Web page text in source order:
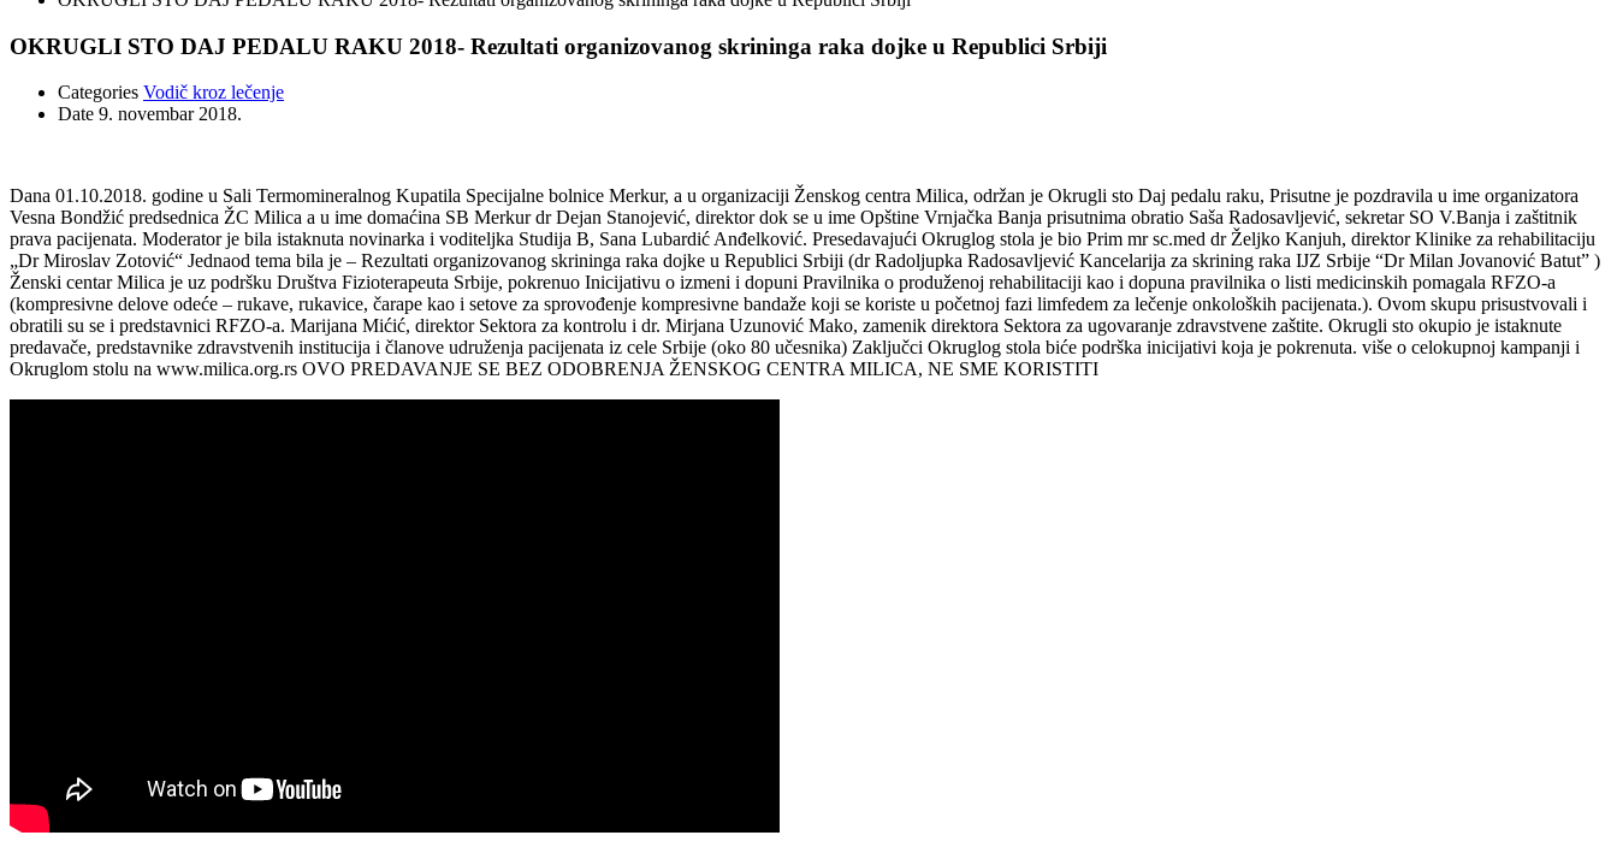
OKRUGLI STO DAJ PEDALU RAKU 2018- Rezultati organizovanog skrininga raka dojke u Republici Srbiji
Categories Vodič kroz lečenje
Date 9. novembar 2018.
Dana 01.10.2018. godine u Sali Termomineralnog Kupatila Specijalne bolnice Merkur, a u organizaciji Ženskog centra Milica, održan je Okrugli sto Daj pedalu raku, Prisutne je pozdravila u ime organizatora
Vesna Bondžić predsednica ŽC Milica a u ime domaćina SB Merkur dr Dejan Stanojević, direktor dok se u ime Opštine Vrnjačka Banja prisutnima obratio Saša Radosavljević, sekretar SO V.Banja i zaštitnik
prava pacijenata. Moderator je bila istaknuta novinarka i voditeljka Studija B, Sana Lubardić Anđelković. Presedavajući Okruglog stola je bio Prim mr sc.med dr Željko Kanjuh, direktor Klinike za rehabilitaciju
„Dr Miroslav Zotović“ Jednaod tema bila je – Rezultati organizovanog skrininga raka dojke u Republici Srbiji (dr Radoljupka Radosavljević Kancelarija za skrining raka IJZ Srbije “Dr Milan Jovanović Batut” )
Ženski centar Milica je uz podršku Društva Fizioterapeuta Srbije, pokrenuo Inicijativu o izmeni i dopuni Pravilnika o produženoj rehabilitaciji kao i dopuna pravilnika o listi medicinskih pomagala RFZO-a
(kompresivne delove odeće – rukave, rukavice, čarape kao i setove za sprovođenje kompresivne bandaže koji se koriste u početnoj fazi limfedem za lečenje onkoloških pacijenata.). Ovom skupu prisustvovali i
obratili su se i predstavnici RFZO-a. Marijana Mićić, direktor Sektora za kontrolu i dr. Mirjana Uzunović Mako, zamenik direktora Sektora za ugovaranje zdravstvene zaštite. Okrugli sto okupio je istaknute
predavače, predstavnike zdravstvenih institucija i članove udruženja pacijenata iz cele Srbije (oko 80 učesnika) Zaključci Okruglog stola biće podrška inicijativi koja je pokrenuta. više o celokupnoj kampanji i
Okruglom stolu na www.milica.org.rs OVO PREDAVANJE SE BEZ ODOBRENJA ŽENSKOG CENTRA MILICA, NE SME KORISTITI